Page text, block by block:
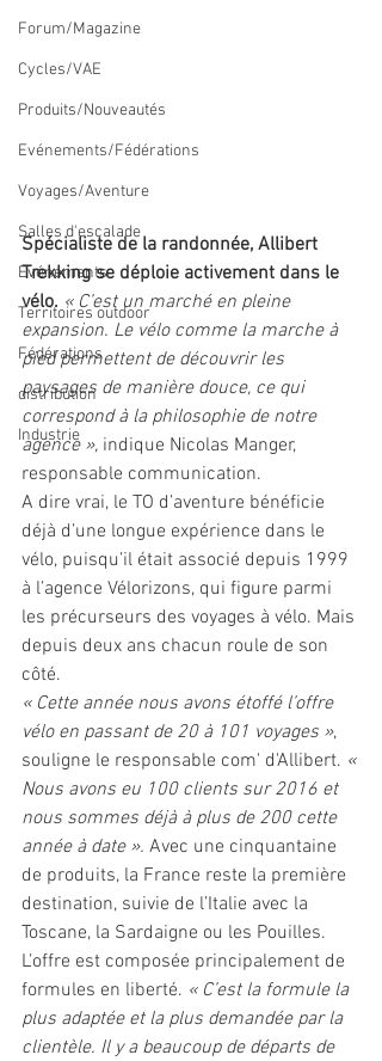
Forum/Magazine
Cycles/VAE
Produits/Nouveautés
Evénements/Fédérations
Voyages/Aventure
Salles d'escalade
Evénements
Territoires outdoor
Fédérations
distribution
Industrie
Spécialiste de la randonnée, Allibert
Trekking se déploie activement dans le
vélo. « C’est un marché en pleine
expansion. Le vélo comme la marche à
pied permettent de découvrir les
paysages de manière douce, ce qui
correspond à la philosophie de notre
agence », indique Nicolas Manger,
responsable communication.
A dire vrai, le TO d’aventure bénéficie
déjà d’une longue expérience dans le
vélo, puisqu’il était associé depuis 1999
à l’agence Vélorizons, qui figure parmi
les précurseurs des voyages à vélo. Mais
depuis deux ans chacun roule de son
côté.
« Cette année nous avons étoffé l’offre
vélo en passant de 20 à 101 voyages »,
souligne le responsable com' d'Allibert. «
Nous avons eu 100 clients sur 2016 et
nous sommes déjà à plus de 200 cette
année à date ». Avec une cinquantaine
de produits, la France reste la première
destination, suivie de l’Italie avec la
Toscane, la Sardaigne ou les Pouilles.
L’offre est composée principalement de
formules en liberté. « C’est la formule la
plus adaptée et la plus demandée par la
clientèle. Il y a beaucoup de départs de